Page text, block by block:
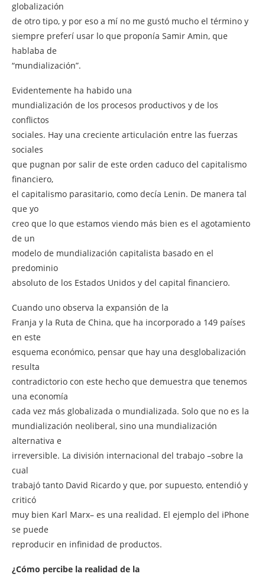
globalización
de otro tipo, y por eso a mí no me gustó mucho el término y
siempre preferí usar lo que proponía Samir Amin, que
hablaba de
“mundialización”.
Evidentemente ha habido una
mundialización de los procesos productivos y de los
conflictos
sociales. Hay una creciente articulación entre las fuerzas
sociales
que pugnan por salir de este orden caduco del capitalismo
financiero,
el capitalismo parasitario, como decía Lenin. De manera tal
que yo
creo que lo que estamos viendo más bien es el agotamiento
de un
modelo de mundialización capitalista basado en el
predominio
absoluto de los Estados Unidos y del capital financiero.
Cuando uno observa la expansión de la
Franja y la Ruta de China, que ha incorporado a 149 países
en este
esquema económico, pensar que hay una desglobalización
resulta
contradictorio con este hecho que demuestra que tenemos
una economía
cada vez más globalizada o mundializada. Solo que no es la
mundialización neoliberal, sino una mundialización
alternativa e
irreversible. La división internacional del trabajo –sobre la
cual
trabajó tanto David Ricardo y que, por supuesto, entendió y
criticó
muy bien Karl Marx– es una realidad. El ejemplo del iPhone
se puede
reproducir en infinidad de productos.
¿Cómo percibe la realidad de la